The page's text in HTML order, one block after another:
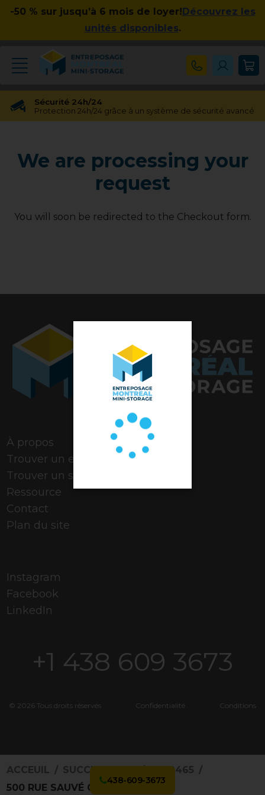
-50 % sur jusqu’à 6 mois de loyer!Découvrez les
unités disponibles.
Sécurité 24h/24
Protection 24h/24 grâce à un système de sécurité avancé
Transfert gratuit d'unité
Vous avez besoin d'une taille différente ? Pas de souci !
Pas d'engagement à long terme
We are processing your
request
You will soon be redirected to the Checkout form.
À propos
Trouver un espace
Trouver un stationnement
Ressource
Contact
Plan du site
Instagram
Facebook
LinkedIn
+1 438 609 3673
© 2026 Tous droits réservés Confidentialité Conditions
438-609-3673
ACCEUIL SUCCURSALES
4929465
500 RUE SAUVÉ O